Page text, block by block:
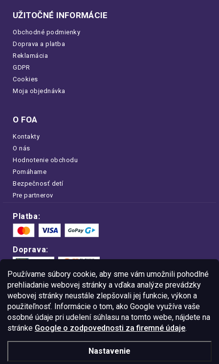
Používame súbory cookie, aby sme vám umožnili pohodlné
prehliadanie webovej stránky a vďaka analýze prevádzky
webovej stránky neustále zlepšovali jej funkcie, výkon a
použiteľnosť. Informácie o tom, ako Google využíva vaše
osobné údaje pri udelení súhlasu na tomto webe, nájdete na
stránke Google o zodpovednosti za firemné údaje.
Nastavenie
UŽITOČNÉ INFORMÁCIE
Obchodné podmienky
Doprava a platba
Reklamácia
GDPR
Cookies
Moja objednávka
O FOA
Kontakty
O nás
Hodnotenie obchodu
Pomáhame
Bezpečnosť detí
Pre partnerov
Platba:
Doprava:
Nakupujte na FOA bezpečne a bez obáv.
Vďaka protokolu HTTPS sú vaše citlivé
dáta v úplnom bezpečí.
© Copyright2026Westlogic Slovakia s.r.o.,
Gajova 4, Bratislava, 811 09